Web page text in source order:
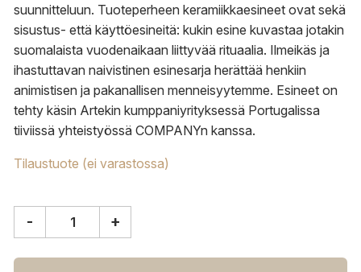
suunnitteluun. Tuoteperheen keramiikkaesineet ovat sekä
sisustus- että käyttöesineitä: kukin esine kuvastaa jotakin
suomalaista vuodenaikaan liittyvää rituaalia. Ilmeikäs ja
ihastuttavan naivistinen esinesarja herättää henkiin
animistisen ja pakanallisen menneisyytemme. Esineet on
tehty käsin Artekin kumppaniyrityksessä Portugalissa
tiiviissä yhteistyössä COMPANYn kanssa.
Tilaustuote (ei varastossa)
kynttilänjalka
- +